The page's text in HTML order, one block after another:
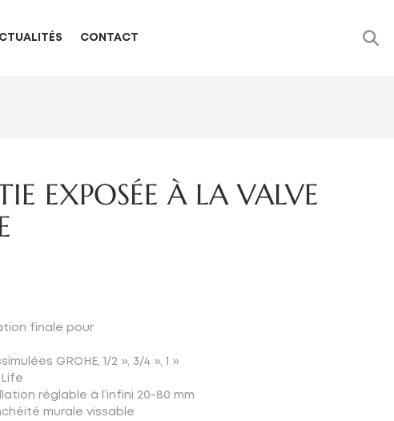
CONTACT
EXPOSÉE À LA VALVE
finale pour
GROHE, 1/2 », 3/4 », 1 »
réglable à l’infini 20-80 mm
murale vissable